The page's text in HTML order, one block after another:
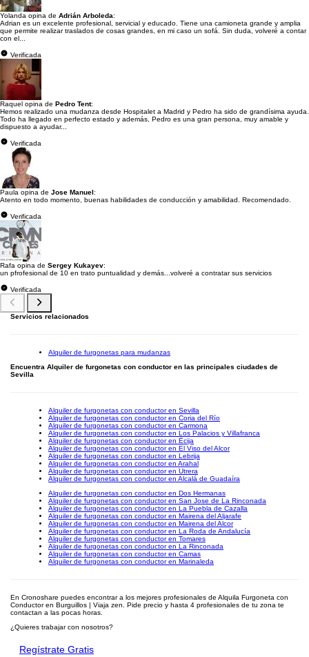
Yolanda opina de Adrián Arboleda:
Adrian es un excelente profesional, servicial y educado. Tiene una camioneta grande y amplia
que permite realizar traslados de cosas grandes, en mi caso un sofá. Sin duda, volveré a contar
con el...
Verificada
Raquel opina de Pedro Tent:
Hemos realizado una mudanza desde Hospitalet a Madrid y Pedro ha sido de grandísima ayuda.
Todo ha llegado en perfecto estado y además, Pedro es una gran persona, muy amable y
dispuesto a ayudar...
Verificada
Paula opina de Jose Manuel:
Atento en todo momento, buenas habilidades de conducción y amabilidad. Recomendado.
Verificada
Rafa opina de Sergey Kukayev:
un pfrofesional de 10 en trato puntualidad y demás...volveré a contratar sus servicios
Verificada
Servicios relacionados
Alquiler de furgonetas para mudanzas
Encuentra Alquiler de furgonetas con conductor en las principales ciudades de
Sevilla
Alquiler de furgonetas con conductor en Sevilla
Alquiler de furgonetas con conductor en Coria del Río
Alquiler de furgonetas con conductor en Carmona
Alquiler de furgonetas con conductor en Los Palacios y Villafranca
Alquiler de furgonetas con conductor en Écija
Alquiler de furgonetas con conductor en El Viso del Alcor
Alquiler de furgonetas con conductor en Lebrija
Alquiler de furgonetas con conductor en Arahal
Alquiler de furgonetas con conductor en Utrera
Alquiler de furgonetas con conductor en Alcalá de Guadaíra
Alquiler de furgonetas con conductor en Dos Hermanas
Alquiler de furgonetas con conductor en San Jose de La Rinconada
Alquiler de furgonetas con conductor en La Puebla de Cazalla
Alquiler de furgonetas con conductor en Mairena del Aljarafe
Alquiler de furgonetas con conductor en Mairena del Alcor
Alquiler de furgonetas con conductor en La Roda de Andalucía
Alquiler de furgonetas con conductor en Tomares
Alquiler de furgonetas con conductor en La Rinconada
Alquiler de furgonetas con conductor en Camas
Alquiler de furgonetas con conductor en Marinaleda
En Cronoshare puedes encontrar a los mejores profesionales de Alquila Furgoneta con
Conductor en Burguillos | Viaja zen. Pide precio y hasta 4 profesionales de tu zona te
contactan a las pocas horas.
¿Quieres trabajar con nosotros?
Regístrate Gratis